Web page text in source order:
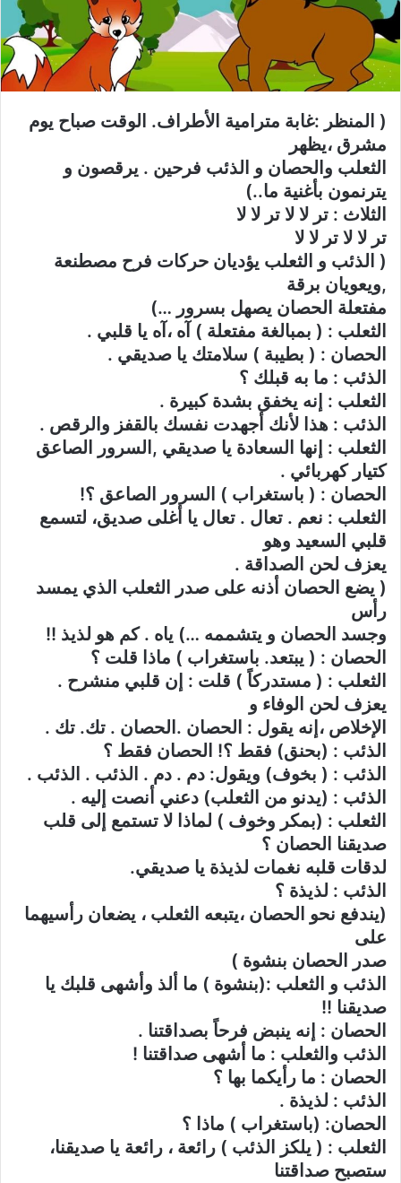
( المنظر :غابة مترامية الأطراف. الوقت صباح يوم
مشرق ،يظهر
الثعلب والحصان و الذئب فرحين . يرقصون و
يترنمون بأغنية ما..)
الثلاث : تر لا لا تر لا لا
تر لا لا تر لا لا
( الذئب و الثعلب يؤديان حركات فرح مصطنعة
,ويعويان برقة
مفتعلة الحصان يصهل بسرور …)
الثعلب : ( بمبالغة مفتعلة ) آه ،آه يا قلبي .
الحصان : ( بطيبة ) سلامتك يا صديقي .
الذئب : ما به قبلك ؟
الثعلب : إنه يخفق بشدة كبيرة .
الذئب : هذا لأنك أجهدت نفسك بالقفز والرقص .
الثعلب : إنها السعادة يا صديقي ,السرور الصاعق
كتيار كهربائي .
الحصان : ( باستغراب ) السرور الصاعق ؟!
الثعلب : نعم . تعال . تعال يا أغلى صديق، لتسمع
قلبي السعيد وهو
يعزف لحن الصداقة .
( يضع الحصان أذنه على صدر الثعلب الذي يمسد
رأس
وجسد الحصان و يتشممه …) ياه . كم هو لذيذ !!
الحصان : ( يبتعد. باستغراب ) ماذا قلت ؟
الثعلب : ( مستدركاً ) قلت : إن قلبي منشرح .
يعزف لحن الوفاء و
الإخلاص ،إنه يقول : الحصان .الحصان . تك. تك .
الذئب : (بحنق) فقط ؟! الحصان فقط ؟
الذئب : ( بخوف) ويقول: دم . دم . الذئب . الذئب .
الذئب : (يدنو من الثعلب) دعني أنصت إليه .
الثعلب : (بمكر وخوف ) لماذا لا تستمع إلى قلب
صديقنا الحصان ؟
لدقات قلبه نغمات لذيذة يا صديقي.
الذئب : لذيذة ؟
(يندفع نحو الحصان ،يتبعه الثعلب ، يضعان رأسيهما
على
صدر الحصان بنشوة )
الذئب و الثعلب :(بنشوة ) ما ألذ وأشهى قلبك يا
صديقنا !!
الحصان : إنه ينبض فرحاً بصداقتنا .
الذئب والثعلب : ما أشهى صداقتنا !
الحصان : ما رأيكما بها ؟
الذئب : لذيذة .
الحصان: (باستغراب ) ماذا ؟
الثعلب : ( يلكز الذئب ) رائعة ، رائعة يا صديقنا،
ستصبح صداقتنا